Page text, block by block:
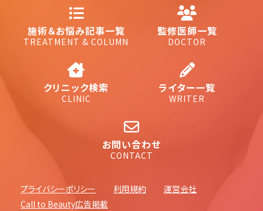
施術＆お悩み記事一覧
TREATMENT & COLUMN
監修医師一覧
DOCTOR
クリニック検索
CLINIC
ライター一覧
WRITER
お問い合わせ
CONTACT
プライバシーポリシー 利用規約
運営会社
Call to Beauty広告掲載